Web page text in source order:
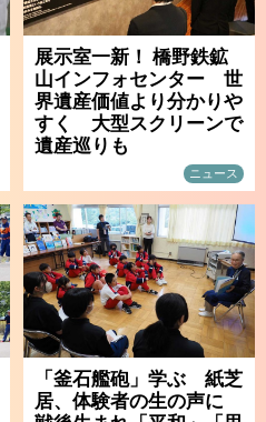
展示室一新！ 橋野鉄鉱
山インフォセンター 世
界遺産価値より分かりや
すく 大型スクリーンで
遺産巡りも
ニュース
「釜石艦砲」学ぶ 紙芝
居、体験者の生の声に